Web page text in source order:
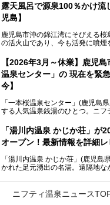
最大の魅力は、ここでしか体験
「自噴混合泉」。今回は、その極
べく宿泊し、実際に感じたお湯の
レポートします。
また、気軽に立ち寄りたい方のた
併せて解説。温泉マニアをも唸
迫ります。
露天風呂で源泉100％かけ流
児島】
鹿児島市沖の錦江湾にそびえる
の活火山であり、今も活発に噴煙
ートホテル。最大の魅力が、錦
呂でしょう。源泉100％かけ流し
ファンを魅了する存在です。
今回筆者自ら宿泊。桜島シーサイ
食事やアクセスなど詳細レビュー
【2026年3月～休業】鹿児
温泉センター」の 現在を緊
今】
「一本桜温泉センター」(鹿児島
する人気温泉銭湯のひとつ。ニフ
営業なので、就寝前の入浴や寝起
抜群！ 多くの常連客やファンで
かし建物の老朽化に伴い、2026
は約2年後を予定しています。
「湯川内温泉 かじか荘」が
オープン！最新情報を詳細レ
「湯川内温泉 かじか荘」(鹿児島
かれた足元湧出の名湯。遠隔地な
いえる存在です。2023年にいっ
後経営が変わり、復旧作業を実
り入浴施設としてプレオープンし
ニフティ温泉ニュース